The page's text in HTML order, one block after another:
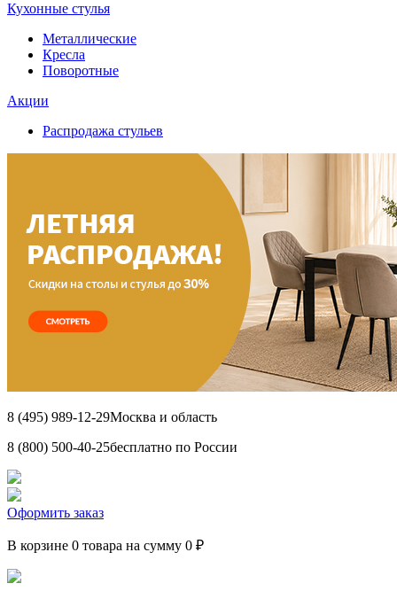
Кухонные стулья
Металлические
Кресла
Поворотные
Акции
Распродажа стульев
8 (495) 989-12-29Москва и область
8 (800) 500-40-25бесплатно по России
Оформить заказ
В корзине 0 товара на сумму 0 ₽